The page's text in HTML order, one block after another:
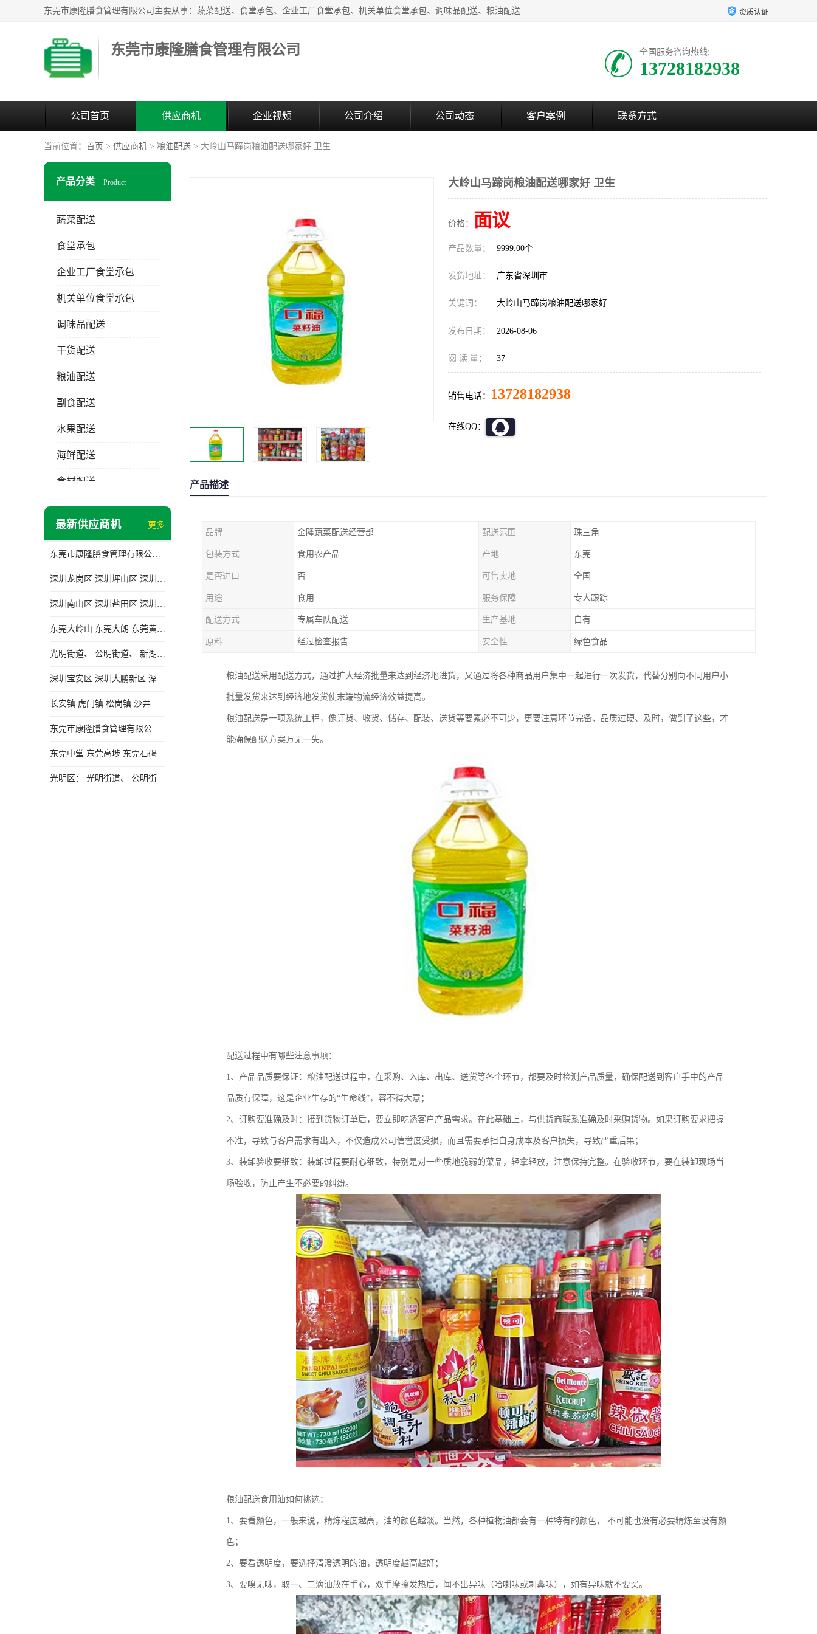
东莞市康隆膳食管理有限公司主要从事：蔬菜配送、食堂承包、企业工厂食堂承包、机关单位食堂承包、调味品配送、粮油配送、干货配送、副食配送、水果配送、海鲜配送等业务，东莞蔬菜配送电话，咨询在线客服。 资质认证
东莞市康隆膳食管理有限公司 全国服务咨询热线:
13728182938
公司首页 供应商机 企业视频 公司介绍 公司动态 客户案例 联系方式
当前位置： 首页 > 供应商机 > 粮油配送 > 大岭山马蹄岗粮油配送哪家好 卫生
产品分类 Product
蔬菜配送
食堂承包
企业工厂食堂承包
机关单位食堂承包
调味品配送
干货配送
粮油配送
副食配送
水果配送
海鲜配送
食材配送
最新供应商机 更多
东莞市康隆膳食管理有限公司主要经营蔬菜配送 东莞食堂承包 光明蔬菜配送 深圳市食堂承包 深圳市蔬菜配送等业务 欢迎咨询了解
深圳龙岗区 深圳坪山区 深圳光明区 深圳龙华区
深圳南山区 深圳盐田区 深圳福田区 深圳罗湖区 深圳龙岗区
东莞大岭山 东莞大朗 东莞黄江 东莞樟木头 蔬菜配送
光明街道、 公明街道、 新湖街道、
深圳宝安区 深圳大鹏新区 深圳特别合作区
长安镇 虎门镇 松岗镇 沙井镇 公明镇 莞城街道 南城街道 东城街道 万江街道 石碣镇 石龙镇 茶山镇 石排镇 企石镇 横沥镇
东莞市康隆膳食管理有限公司 长安蔬菜配送 虎门蔬菜配送 大岭山蔬菜配送
东莞中堂 东莞高埗 东莞石碣 东莞望牛墩 东莞洪梅 东莞道滘 东莞石龙镇 东莞石排镇
光明区： 光明街道、 公明街道、 新湖街道、 凤凰街道、 玉塘街道、 马田街道
大岭山马蹄岗粮油配送哪家好 卫生
价格： 面议
产品数量： 9999.00个
发货地址： 广东省深圳市
关键词： 大岭山马蹄岗粮油配送哪家好
发布日期： 2026-08-06
阅 读 量： 37
销售电话： 13728182938
在线QQ：
产品描述
品牌 金隆蔬菜配送经营部 配送范围 珠三角
包装方式 食用农产品 产地 东莞
是否进口 否 可售卖地 全国
用途 食用 服务保障 专人跟踪
配送方式 专属车队配送 生产基地 自有
原料 经过检查报告 安全性 绿色食品
粮油配送采用配送方式，通过扩大经济批量来达到经济地进货，又通过将各种商品用户集中一起进行一次发货，代替分别向不同用户小
批量发货来达到经济地发货使末端物流经济效益提高。
粮油配送是一项系统工程，像订货、收货、储存、配装、送货等要素必不可少，更要注意环节完备、品质过硬、及时，做到了这些，才
能确保配送方案万无一失。
配送过程中有哪些注意事项：
1、产品品质要保证：粮油配送过程中，在采购、入库、出库、送货等各个环节，都要及时检测产品质量，确保配送到客户手中的产品
品质有保障，这是企业生存的“生命线”，容不得大意；
2、订购要准确及时：接到货物订单后，要立即吃透客户产品需求。在此基础上，与供货商联系准确及时采购货物。如果订购要求把握
不准，导致与客户需求有出入，不仅造成公司信誉度受损，而且需要承担自身成本及客户损失，导致严重后果；
3、装卸验收要细致：装卸过程要耐心细致，特别是对一些质地脆弱的菜品，轻拿轻放，注意保持完整。在验收环节，要在装卸现场当
场验收，防止产生不必要的纠纷。
粮油配送食用油如何挑选：
1、要看颜色，一般来说，精炼程度越高，油的颜色越淡。当然，各种植物油都会有一种特有的颜色， 不可能也没有必要精炼至没有颜
色；
2、要看透明度，要选择清澄透明的油，透明度越高越好；
3、要嗅无味，取一、二滴油放在手心，双手摩擦发热后，闻不出异味（哈喇味或刺鼻味），如有异味就不要买。